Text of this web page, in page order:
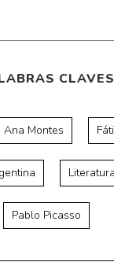
CLAVES
Ana Montes
Pablo Picasso